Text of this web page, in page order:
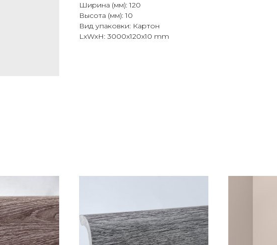
Ширина (мм): 120
Высота (мм): 10
Вид упаковки: Картон
LxWxH: 3000x120x10 mm